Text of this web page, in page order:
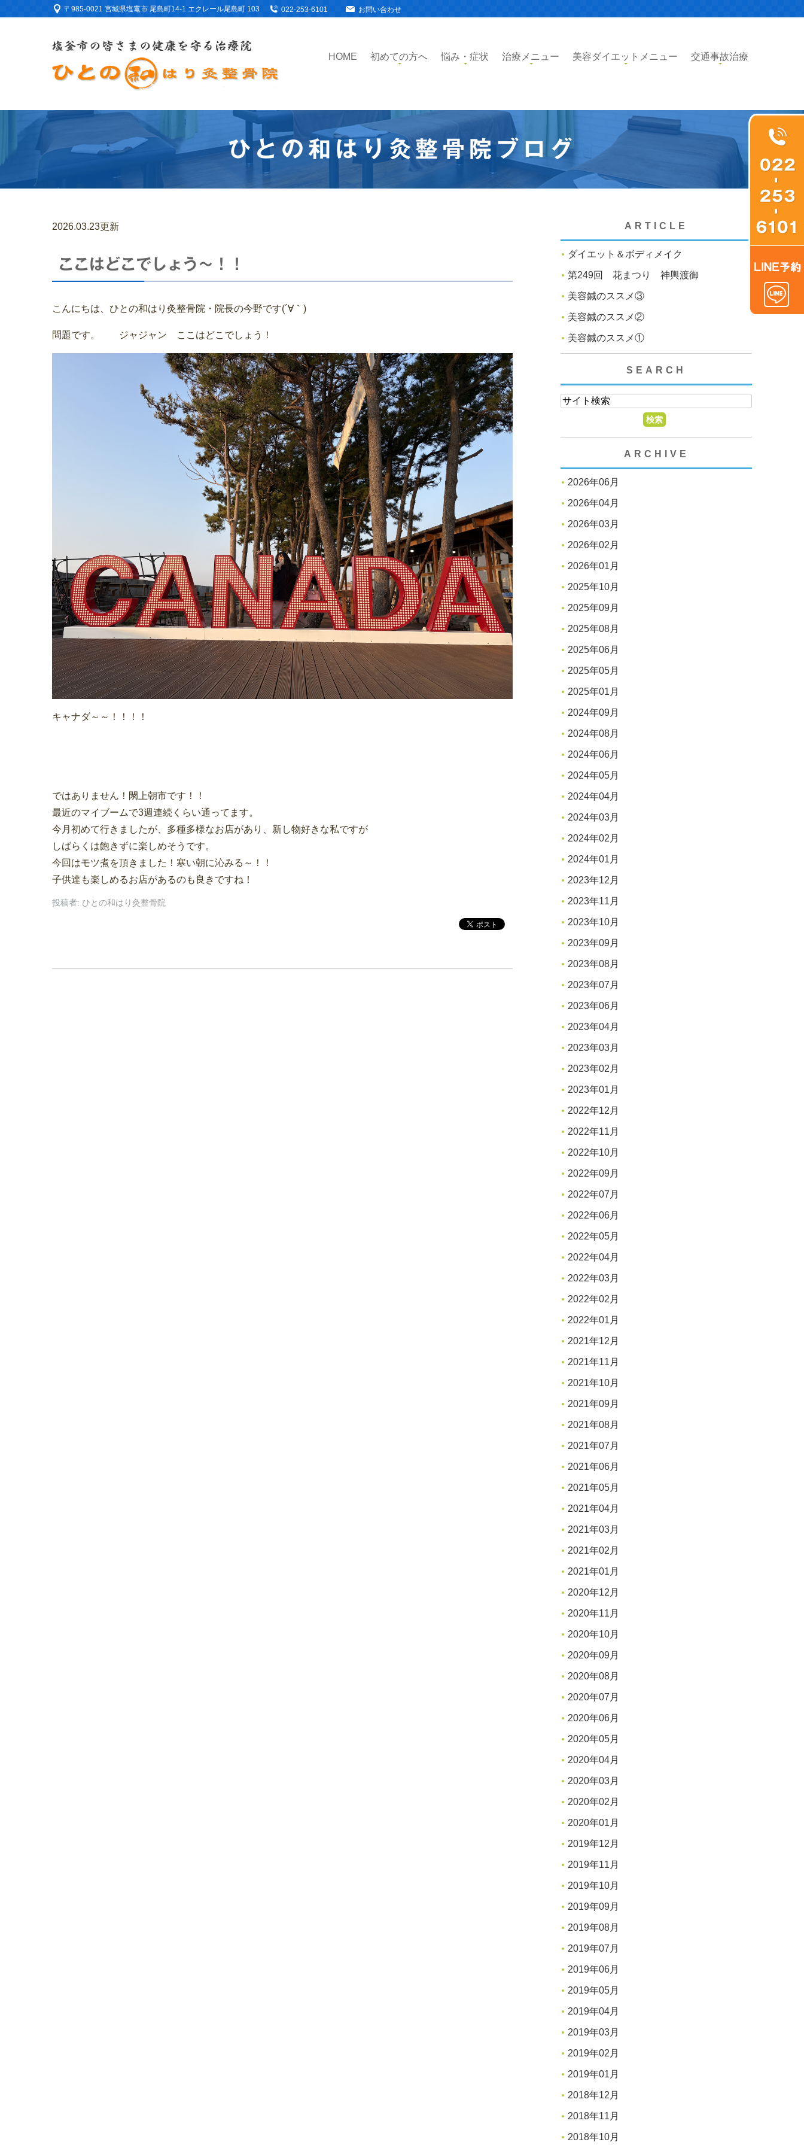
〒985-0021 宮城県塩竃市 尾島町14-1 エクレール尾島町 103 022-253-6101 お問い合わせ
HOME 初めての方へ 悩み・症状 治療メニュー 美容ダイエットメニュー 交通事故治療
ひとの和はり灸整骨院ブログ
2026.03.23更新
ここはどこでしょう〜！！
こんにちは、ひとの和はり灸整骨院・院長の今野です(´∀｀)
問題です。 ジャジャン ここはどこでしょう！
キャナダ～～！！！！
ではありません！閖上朝市です！！
最近のマイブームで3週連続くらい通ってます。
今月初めて行きましたが、多種多様なお店があり、新し物好きな私ですが
しばらくは飽きずに楽しめそうです。
今回はモツ煮を頂きました！寒い朝に沁みる～！！
子供達も楽しめるお店があるのも良きですね！
投稿者: ひとの和はり灸整骨院
ARTICLE
ダイエット＆ボディメイク
第249回 花まつり 神輿渡御
美容鍼のススメ③
美容鍼のススメ②
美容鍼のススメ①
SEARCH
ARCHIVE
2026年06月
2026年04月
2026年03月
2026年02月
2026年01月
2025年10月
2025年09月
2025年08月
2025年06月
2025年05月
2025年01月
2024年09月
2024年08月
2024年06月
2024年05月
2024年04月
2024年03月
2024年02月
2024年01月
2023年12月
2023年11月
2023年10月
2023年09月
2023年08月
2023年07月
2023年06月
2023年04月
2023年03月
2023年02月
2023年01月
2022年12月
2022年11月
2022年10月
2022年09月
2022年07月
2022年06月
2022年05月
2022年04月
2022年03月
2022年02月
2022年01月
2021年12月
2021年11月
2021年10月
2021年09月
2021年08月
2021年07月
2021年06月
2021年05月
2021年04月
2021年03月
2021年02月
2021年01月
2020年12月
2020年11月
2020年10月
2020年09月
2020年08月
2020年07月
2020年06月
2020年05月
2020年04月
2020年03月
2020年02月
2020年01月
2019年12月
2019年11月
2019年10月
2019年09月
2019年08月
2019年07月
2019年06月
2019年05月
2019年04月
2019年03月
2019年02月
2019年01月
2018年12月
2018年11月
2018年10月